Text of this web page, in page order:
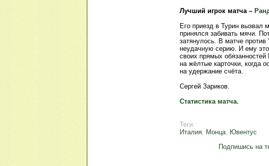
Лучший игрок матча –
Его приезд в Турин вызвал
принялся забивать мячи.
затянулось. В матче
неудачную серию. И ему
своих прямых
на жёлтые карточки, когда
на удержание счёта.
Сергей Зариков.
Статистика матча.
Теги:
Италия, Монца, Ювентус
Подпишись на